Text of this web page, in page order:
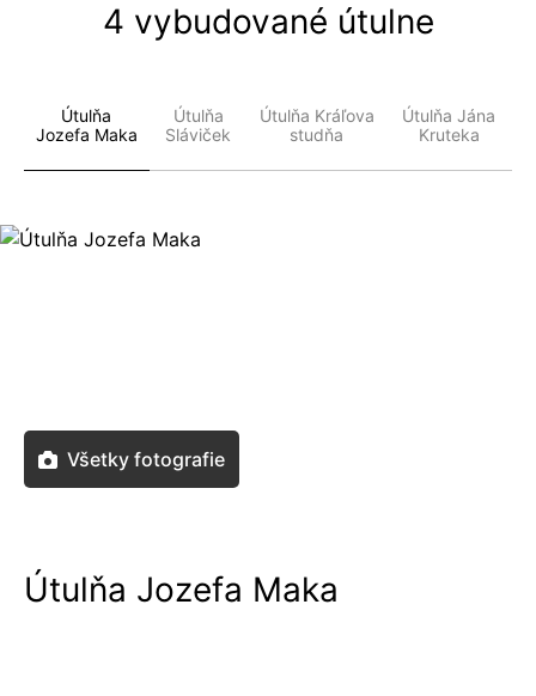
4 vybudované útulne
Útulňa
Jozefa Maka
Útulňa
Sláviček
Útulňa Kráľova
studňa
Útulňa Jána
Kruteka
Všetky fotografie
Útulňa Jozefa Maka